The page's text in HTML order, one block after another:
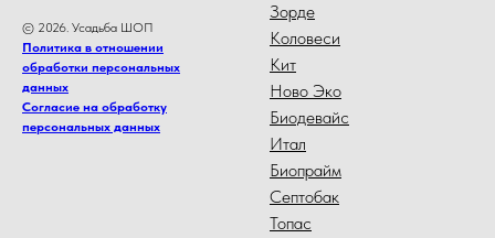
© 2026. Усадьба ШОП
Политика в отношении
обработки персональных
данных
Согласие на обработку
персональных данных
Зорде
Коловеси
Кит
Ново Эко
Биодевайс
Итал
Биопрайм
Септобак
Топас